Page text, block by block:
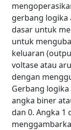
gerbang logika
dasar untuk
untuk
keluaran
voltase atau
dengan
Gerbang
angka biner
dan 0. Angka